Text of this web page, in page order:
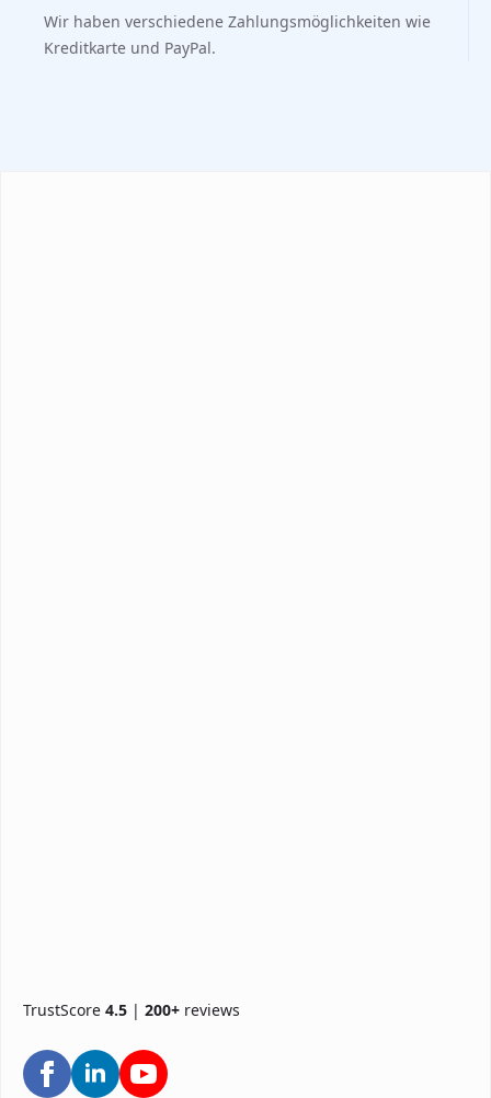
Wir haben verschiedene Zahlungsmöglichkeiten wie
Kreditkarte und PayPal.
TrustScore 4.5 | 200+ reviews